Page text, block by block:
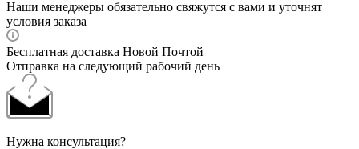
Наши менеджеры обязательно свяжутся с вами и уточнят
условия заказа
Бесплатная доставка Новой Почтой
Отправка на следующий рабочий день
Нужна консультация?